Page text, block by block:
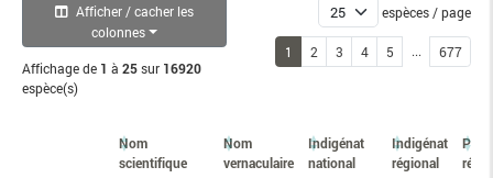
Afficher / cacher les
colonnes
Affichage de 1 à 25sur 16920
espèce(s)
espèces / page
1 2 3 4 5 ... 677
Nom
scientifique
Nom
vernaculaire
Indigénat
national
Indigénat
régional